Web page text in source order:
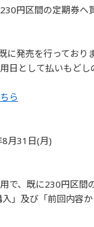
円区間の定期券
に発売を行ってお
日として払いもど
ら
月31日(月)
で、既に230円区
入」及び「前回内容